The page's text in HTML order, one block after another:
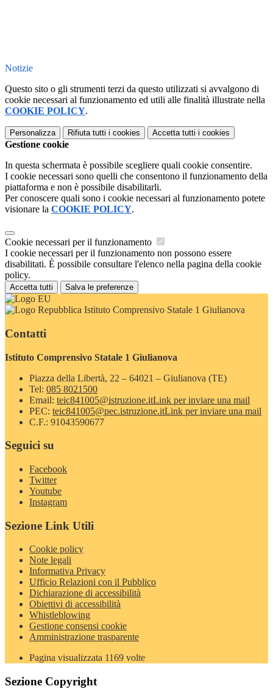
Notizie
Questo sito o gli strumenti terzi da questo utilizzati si avvalgono di
cookie necessari al funzionamento ed utili alle finalità illustrate nella
COOKIE POLICY.
Personalizza Rifiuta tutti i cookies Accetta tutti i cookies
Gestione cookie
In questa schermata è possibile scegliere quali cookie consentire.
I cookie necessari sono quelli che consentono il funzionamento della
piattaforma e non è possibile disabilitarli.
Per conoscere quali sono i cookie necessari al funzionamento potete
visionare la COOKIE POLICY.
Cookie necessari per il funzionamento
I cookie necessari per il funzionamento non possono essere
disabilitati. È possibile consultare l'elenco nella pagina della cookie
policy.
Accetta tutti Salva le preferenze
Istituto Comprensivo Statale 1 Giulianova
Contatti
Istituto Comprensivo Statale 1 Giulianova
Piazza della Libertà, 22 – 64021 – Giulianova (TE)
Tel: 085 8021500
Email: teic841005@istruzione.itLink per inviare una mail
PEC: teic841005@pec.istruzione.itLink per inviare una mail
C.F.: 91043590677
Seguici su
Facebook
Twitter
Youtube
Instagram
Sezione Link Utili
Cookie policy
Note legali
Informativa Privacy
Ufficio Relazioni con il Pubblico
Dichiarazione di accessibilità
Obiettivi di accessibilità
Whistleblowing
Gestione consensi cookie
Amministrazione trasparente
Pagina visualizzata 1169 volte
Sezione Copyright